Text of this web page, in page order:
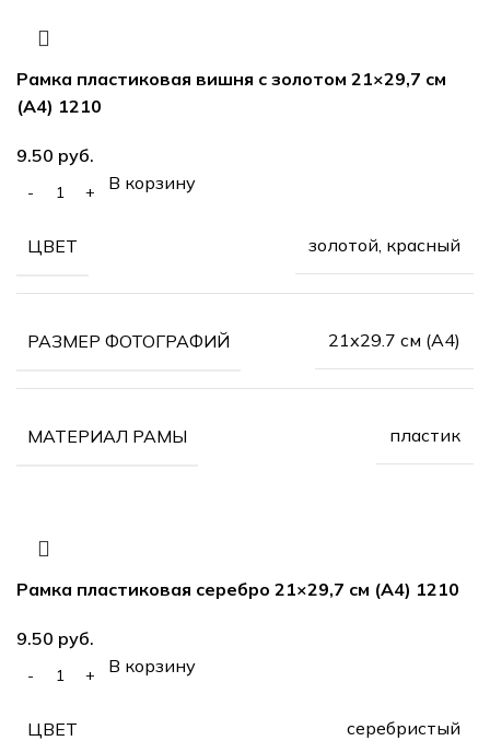
Рамка пластиковая вишня с золотом 21×29,7 см
(А4) 1210
руб.
В корзину
ЦВЕТ золотой, красный
РАЗМЕР ФОТОГРАФИЙ 21х29.7 см (А4)
МАТЕРИАЛ РАМЫ пластик
Рамка пластиковая серебро 21×29,7 см (А4) 1210
руб.
В корзину
ЦВЕТ серебристый